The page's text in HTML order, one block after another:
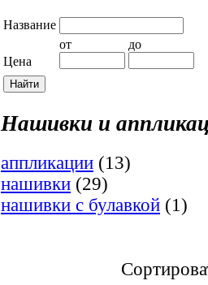
Название
Цена
от до
Нашивки и
аппликации (13)
нашивки (29)
нашивки с булавкой (1)